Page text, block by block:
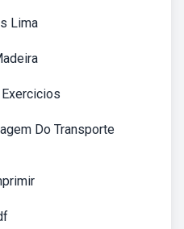
Lima
Do Transporte